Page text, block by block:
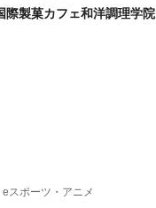
際製菓カフェ和洋調理学院
スポーツ・アニメ